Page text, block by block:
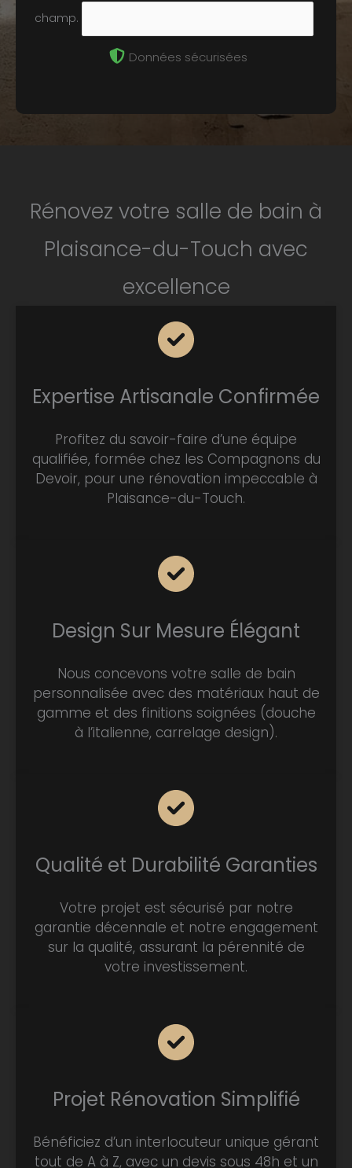
champ.
Données sécurisées
Rénovez votre salle de bain à
Plaisance-du-Touch avec
excellence
Expertise Artisanale Confirmée
Profitez du savoir-faire d’une équipe
qualifiée, formée chez les Compagnons du
Devoir, pour une rénovation impeccable à
Plaisance-du-Touch.
Design Sur Mesure Élégant
Nous concevons votre salle de bain
personnalisée avec des matériaux haut de
gamme et des finitions soignées (douche
à l’italienne, carrelage design).
Qualité et Durabilité Garanties
Votre projet est sécurisé par notre
garantie décennale et notre engagement
sur la qualité, assurant la pérennité de
votre investissement.
Projet Rénovation Simplifié
Bénéficiez d’un interlocuteur unique gérant
tout de A à Z, avec un devis sous 48h et un